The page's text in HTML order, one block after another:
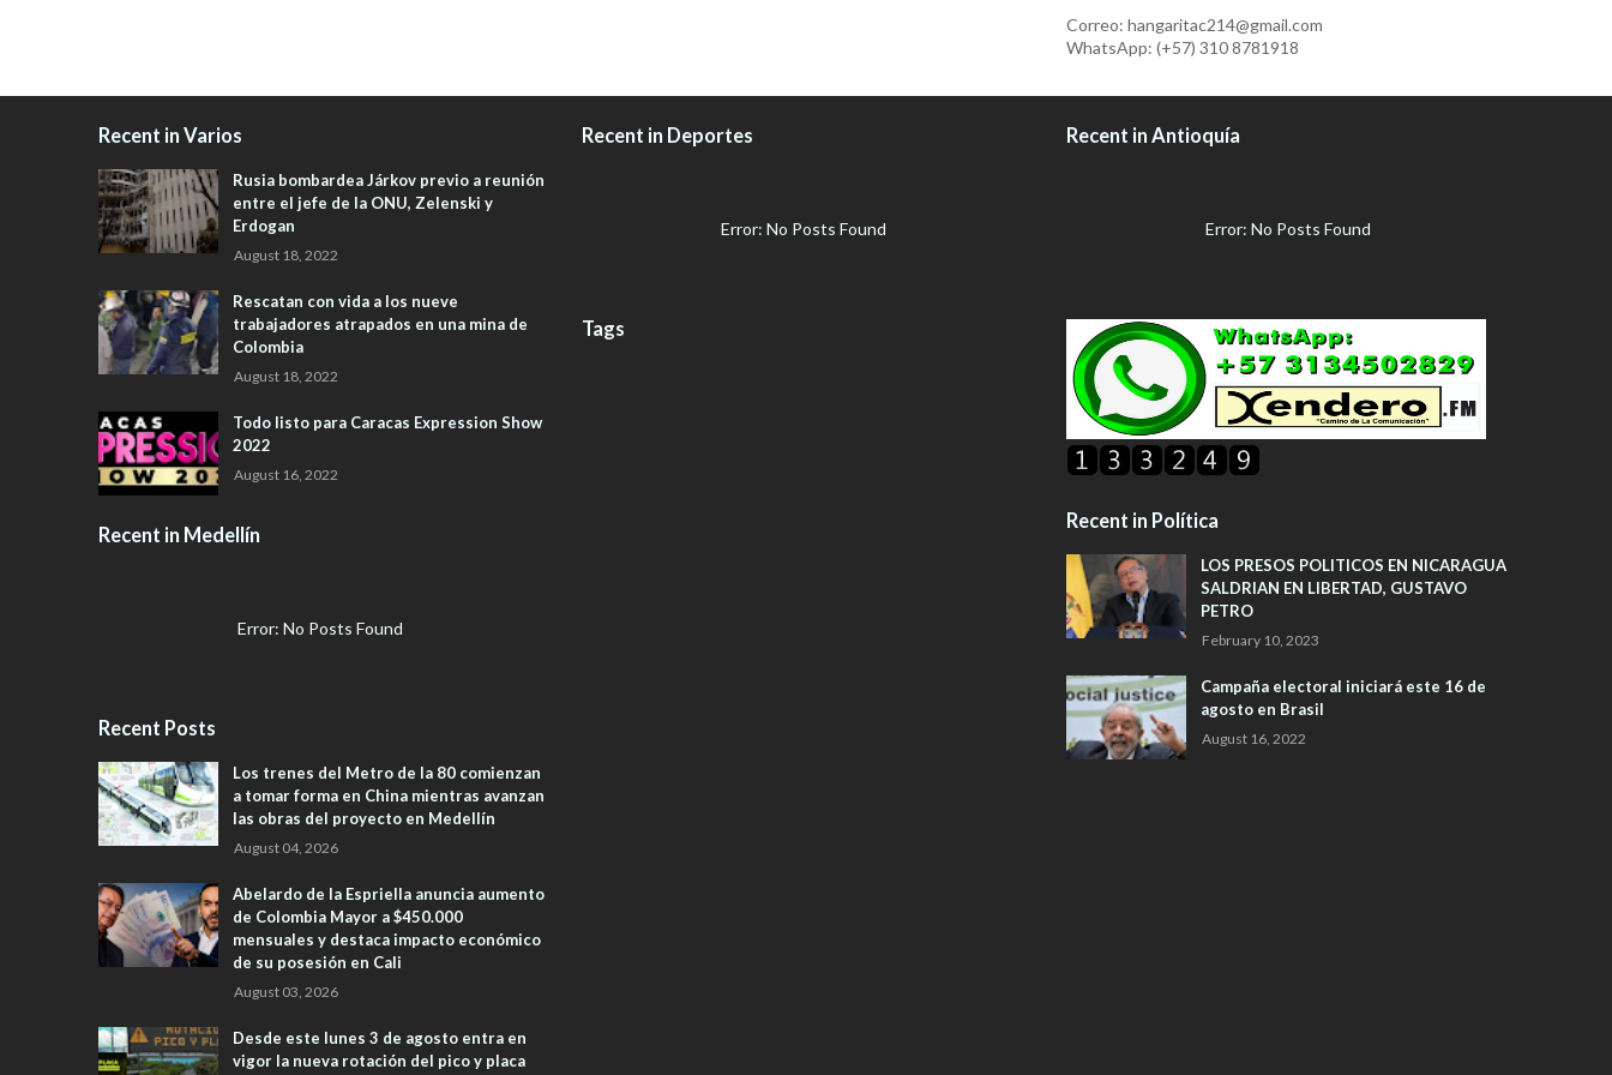
Correo: hangaritac214@gmail.com
WhatsApp: (+57) 310 8781918
Recent in Varios
Rusia bombardea Járkov previo a reunión
entre el jefe de la ONU, Zelenski y
Erdogan
August 18, 2022
Rescatan con vida a los nueve
trabajadores atrapados en una mina de
Colombia
August 18, 2022
Todo listo para Caracas Expression Show
2022
August 16, 2022
Recent in Medellín
Error: No Posts Found
Recent Posts
Los trenes del Metro de la 80 comienzan
a tomar forma en China mientras avanzan
las obras del proyecto en Medellín
August 04, 2026
Abelardo de la Espriella anuncia aumento
de Colombia Mayor a $450.000
mensuales y destaca impacto económico
de su posesión en Cali
August 03, 2026
Desde este lunes 3 de agosto entra en
vigor la nueva rotación del pico y placa
Recent in Deportes
Error: No Posts Found
Tags
Recent in Antioquía
Error: No Posts Found
Recent in Política
LOS PRESOS POLITICOS EN NICARAGUA
SALDRIAN EN LIBERTAD, GUSTAVO
PETRO
February 10, 2023
Campaña electoral iniciará este 16 de
agosto en Brasil
August 16, 2022